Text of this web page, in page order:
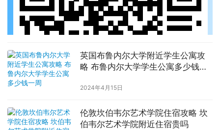
英国布鲁内尔大学附近学生公寓攻
略 布鲁内尔大学学生公寓多少钱一
2024年4月15日
伦敦坎伯韦尔艺术学院住宿攻略 坎
伯韦尔艺术学院附近住宿贵吗